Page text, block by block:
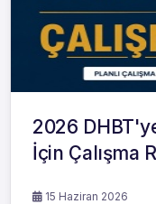
2026
İçin Çalışma
15 Haziran 2026